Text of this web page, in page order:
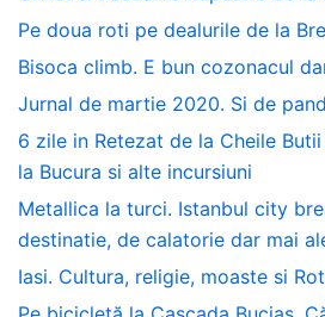
Pe doua roti pe dealurile de la
Bisoca climb. E bun cozonacul
Jurnal de martie 2020. Si de
6 zile in Retezat de la Cheile
la Bucura si alte incursiuni
Metallica la turci. Istanbul city
destinatie, de calatorie dar mai
Iasi. Cultura, religie, moaste si